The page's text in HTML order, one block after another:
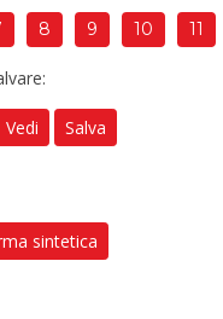
8 9 10 11
Vedi Salva
sintetica